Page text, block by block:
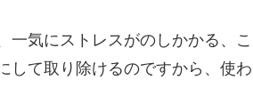
一気にストレスがのしかかる、こ
して取り除けるのですから、使わ